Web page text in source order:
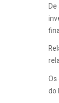
do